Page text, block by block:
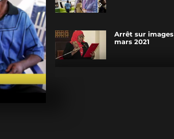
Arrêt sur images
mars 2021